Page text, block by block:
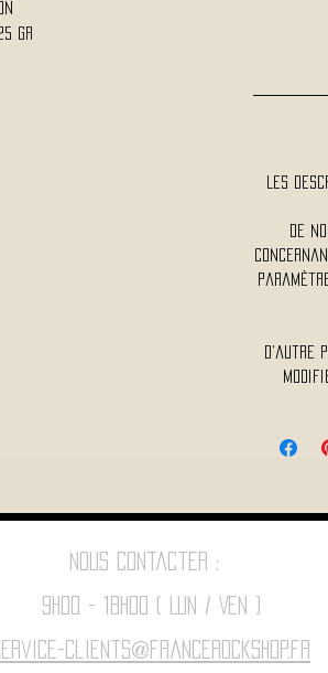
Gr
Les
De
D'autre
Nous contacter :
9h00 - 18H00 ( Lun / Ven )
clients@francerockshop.fr